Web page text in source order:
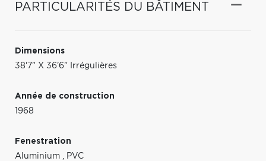
PARTICULARITÉS DU BÂTIMENT
Dimensions
38'7" X 36'6" Irrégulières
Année de construction
1968
Fenestration
Aluminium , PVC